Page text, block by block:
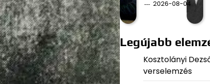
2026-08-04
Legújabb
Kosztolányi
verselemzés